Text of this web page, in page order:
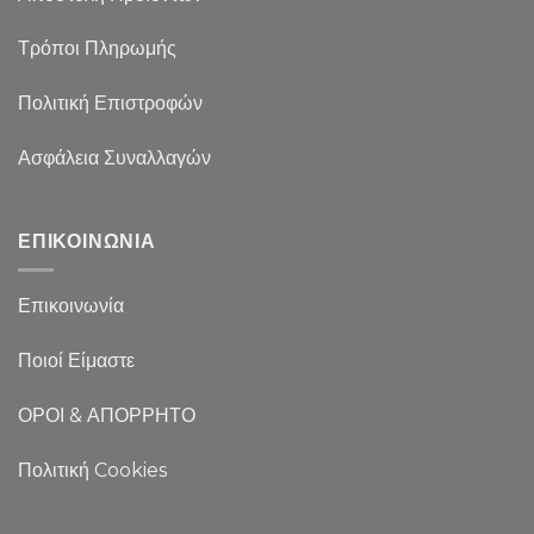
Τρόποι Πληρωμής
Πολιτική Επιστροφών
Ασφάλεια Συναλλαγών
ΕΠΙΚΟΙΝΩΝΙΑ
Επικοινωνία
Ποιοί Είμαστε
ΟΡΟΙ & ΑΠΟΡΡΗΤΟ
Πολιτική Cookies